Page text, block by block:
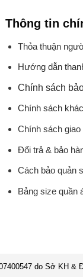
Thông tin
Thỏa thuận
Hướng dẫn
Chính sách
Chính sách
Chính sách giao
Đổi trả & bảo
Cách bảo quản
Bảng size quần
do Sở KH